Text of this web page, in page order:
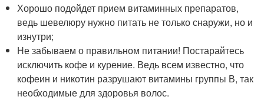
Хорошо подойдет прием витаминных препаратов,
ведь шевелюру нужно питать не только снаружи, но и
изнутри;
Не забываем о правильном питании! Постарайтесь
исключить кофе и курение. Ведь всем известно, что
кофеин и никотин разрушают витамины группы В, так
необходимые для здоровья волос.